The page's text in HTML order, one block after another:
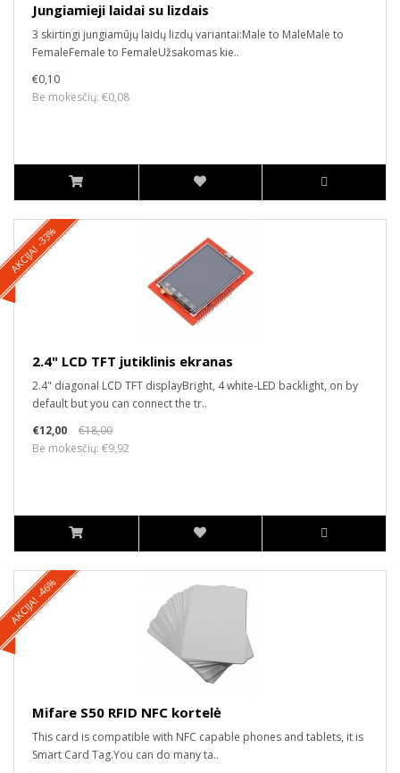
Jungiamieji laidai su lizdais
3 skirtingi jungiamūjų laidų lizdų variantai:Male to MaleMale to
FemaleFemale to FemaleUžsakomas kie..
€0,10
Be mokesčių: €0,08
AKCIJA! -33%
2.4" LCD TFT jutiklinis ekranas
2.4" diagonal LCD TFT displayBright, 4 white-LED backlight, on by
default but you can connect the tr..
€12,00
€18,00
Be mokesčių: €9,92
AKCIJA! -46%
Mifare S50 RFID NFC kortelė
This card is compatible with NFC capable phones and tablets, it is
Smart Card Tag.You can do many ta..